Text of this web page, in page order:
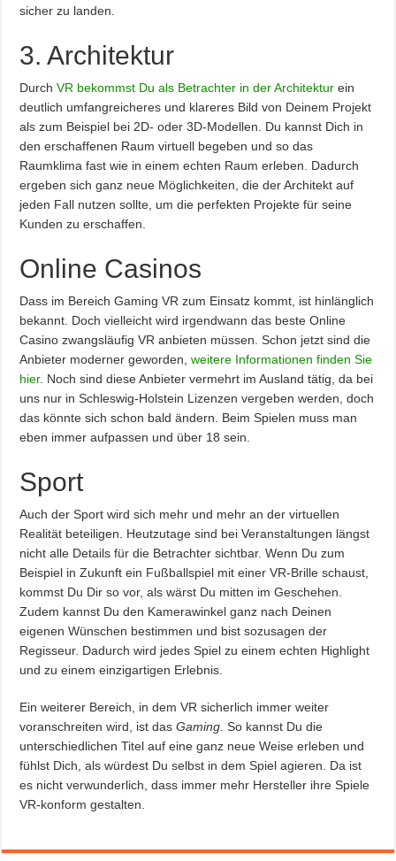
sicher zu landen.
3. Architektur
DurchVR bekommst Du als Betrachter in der Architektur ein
deutlich umfangreicheres und klareres Bild von Deinem Projekt
als zum Beispiel bei 2D- oder 3D-Modellen. Du kannst Dich in
den erschaffenen Raum virtuell begeben und so das
Raumklima fast wie in einem echten Raum erleben. Dadurch
ergeben sich ganz neue Möglichkeiten, die der Architekt auf
jeden Fall nutzen sollte, um die perfekten Projekte für seine
Kunden zu erschaffen.
Online Casinos
Dass im Bereich Gaming VR zum Einsatz kommt, ist hinlänglich
bekannt. Doch vielleicht wird irgendwann das beste Online
Casino zwangsläufig VR anbieten müssen. Schon jetzt sind die
Anbieter moderner geworden,weitere Informationen finden Sie
hier. Noch sind diese Anbieter vermehrt im Ausland tätig, da bei
uns nur in Schleswig-Holstein Lizenzen vergeben werden, doch
das könnte sich schon bald ändern. Beim Spielen muss man
eben immer aufpassen und über 18 sein.
Sport
Auch der Sport wird sich mehr und mehr an der virtuellen
Realität beteiligen. Heutzutage sind bei Veranstaltungen längst
nicht alle Details für die Betrachter sichtbar. Wenn Du zum
Beispiel in Zukunft ein Fußballspiel mit einer VR-Brille schaust,
kommst Du Dir so vor, als wärst Du mitten im Geschehen.
Zudem kannst Du den Kamerawinkel ganz nach Deinen
eigenen Wünschen bestimmen und bist sozusagen der
Regisseur. Dadurch wird jedes Spiel zu einem echten Highlight
und zu einem einzigartigen Erlebnis.
Ein weiterer Bereich, in dem VR sicherlich immer weiter
voranschreiten wird, ist dasGaming . So kannst Du die
unterschiedlichen Titel auf eine ganz neue Weise erleben und
fühlst Dich, als würdest Du selbst in dem Spiel agieren. Da ist
es nicht verwunderlich, dass immer mehr Hersteller ihre Spiele
VR-konform gestalten.